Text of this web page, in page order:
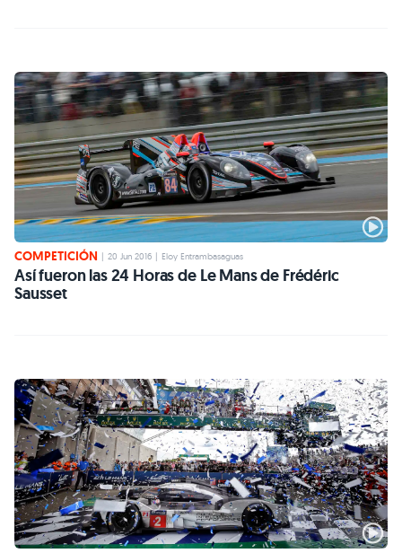
COMPETICIÓN | 20 Jun 2016 | Eloy Entrambasaguas
Así fueron las 24 Horas de Le Mans de Frédéric
Sausset